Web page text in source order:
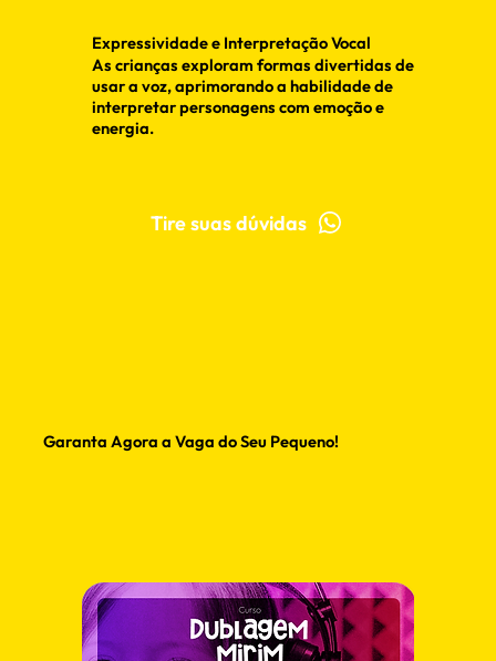
Expressividade e Interpretação Vocal
As crianças exploram formas divertidas de
usar a voz, aprimorando a habilidade de
interpretar personagens com emoção e
energia.
Tire suas dúvidas
Garanta Agora a Vaga do Seu Pequeno!